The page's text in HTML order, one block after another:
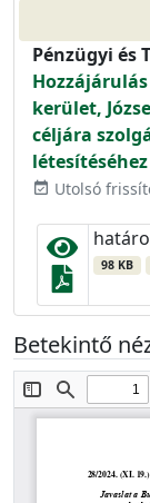
Pénzügyi és
kerület,
céljára
létesítéséhez
event_available Utolsó
98 KB
Betekintő